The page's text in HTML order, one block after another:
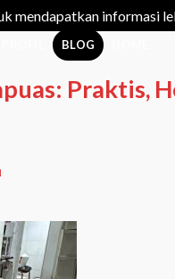
mendapatkan informasi
BLOG
Praktis,